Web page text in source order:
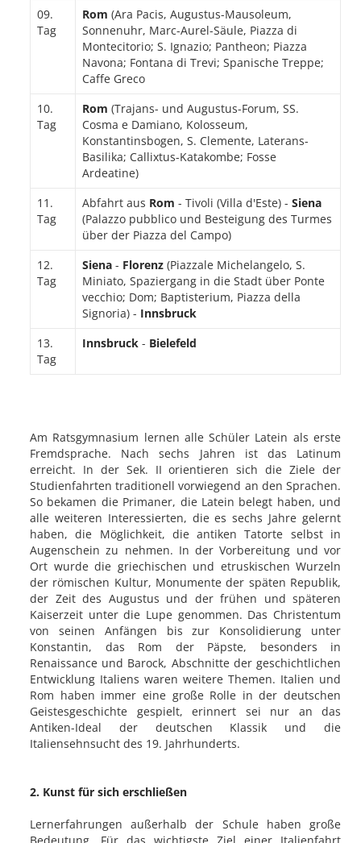
09.
Tag
Rom (Ara Pacis, Augustus-Mausoleum,
Sonnenuhr, Marc-Aurel-Säule, Piazza di
Montecitorio; S. Ignazio; Pantheon; Piazza
Navona; Fontana di Trevi; Spanische Treppe;
Caffe Greco
10.
Tag
Rom (Trajans- und Augustus-Forum, SS.
Cosma e Damiano, Kolosseum,
Konstantinsbogen, S. Clemente, Laterans-
Basilika; Callixtus-Katakombe; Fosse
Ardeatine)
11.
Tag
Abfahrt aus Rom - Tivoli (Villa d'Este) - Siena
(Palazzo pubblico und Besteigung des Turmes
über der Piazza del Campo)
12.
Tag
Siena - Florenz (Piazzale Michelangelo, S.
Miniato, Spaziergang in die Stadt über Ponte
vecchio; Dom; Baptisterium, Piazza della
Signoria) - Innsbruck
13.
Tag
Innsbruck - Bielefeld
Am Ratsgymnasium lernen alle Schüler Latein als erste
Fremdsprache. Nach sechs Jahren ist das Latinum
erreicht. In der Sek. II orientieren sich die Ziele der
Studienfahrten traditionell vorwiegend an den Sprachen.
So bekamen die Primaner, die Latein belegt haben, und
alle weiteren Interessierten, die es sechs Jahre gelernt
haben, die Möglichkeit, die antiken Tatorte selbst in
Augenschein zu nehmen. In der Vorbereitung und vor
Ort wurde die griechischen und etruskischen Wurzeln
der römischen Kultur, Monumente der späten Republik,
der Zeit des Augustus und der frühen und späteren
Kaiserzeit unter die Lupe genommen. Das Christentum
von seinen Anfängen bis zur Konsolidierung unter
Konstantin, das Rom der Päpste, besonders in
Renaissance und Barock, Abschnitte der geschichtlichen
Entwicklung Italiens waren weitere Themen. Italien und
Rom haben immer eine große Rolle in der deutschen
Geistesgeschichte gespielt, erinnert sei nur an das
Antiken-Ideal der deutschen Klassik und die
Italiensehnsucht des 19. Jahrhunderts.
2. Kunst für sich erschließen
Lernerfahrungen außerhalb der Schule haben große